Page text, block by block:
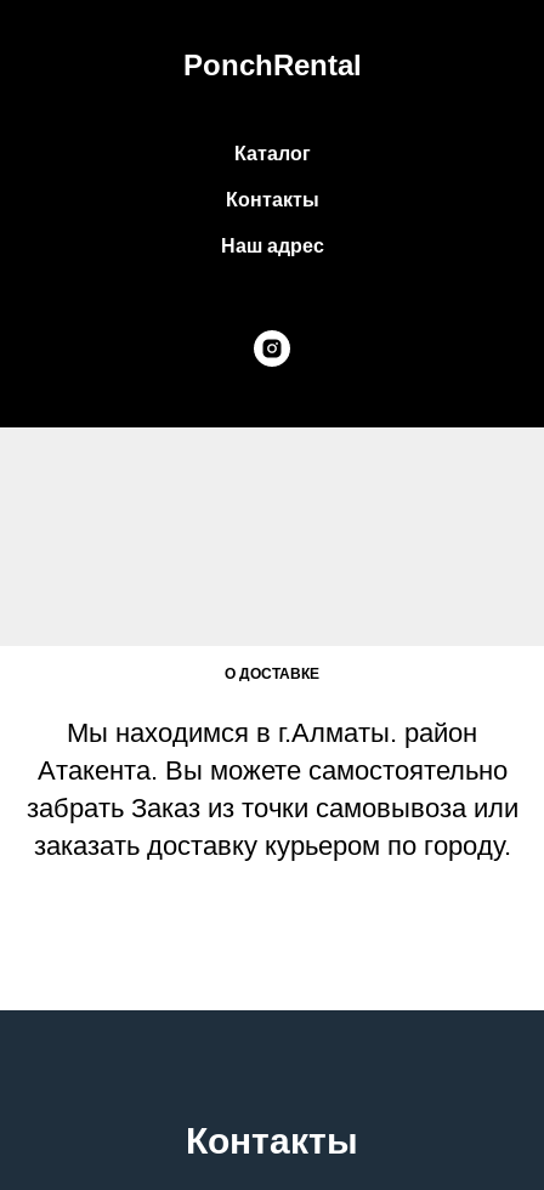
PonchRental
Каталог
Контакты
Наш адрес
О ДОСТАВКЕ
Мы находимся в г.Алматы. район
Атакента. Вы можете самостоятельно
забрать Заказ из точки самовывоза или
заказать доставку курьером по городу.
Контакты